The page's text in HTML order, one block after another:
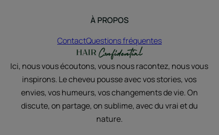
À PROPOS
ContactQuestions fréquentes
Ici, nous vous écoutons, vous nous racontez, nous vous
inspirons. Le cheveu pousse avec vos stories, vos
envies, vos humeurs, vos changements de vie. On
discute, on partage, on sublime, avec du vrai et du
nature.